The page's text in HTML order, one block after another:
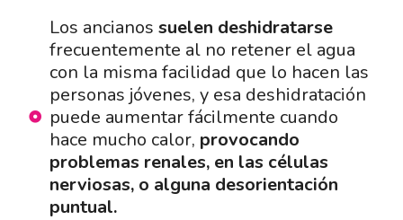
Los ancianos suelen deshidratarse
frecuentemente al no retener el agua
con la misma facilidad que lo hacen las
personas jóvenes, y esa deshidratación
puede aumentar fácilmente cuando
hace mucho calor, provocando
problemas renales, en las células
nerviosas, o alguna desorientación
puntual.